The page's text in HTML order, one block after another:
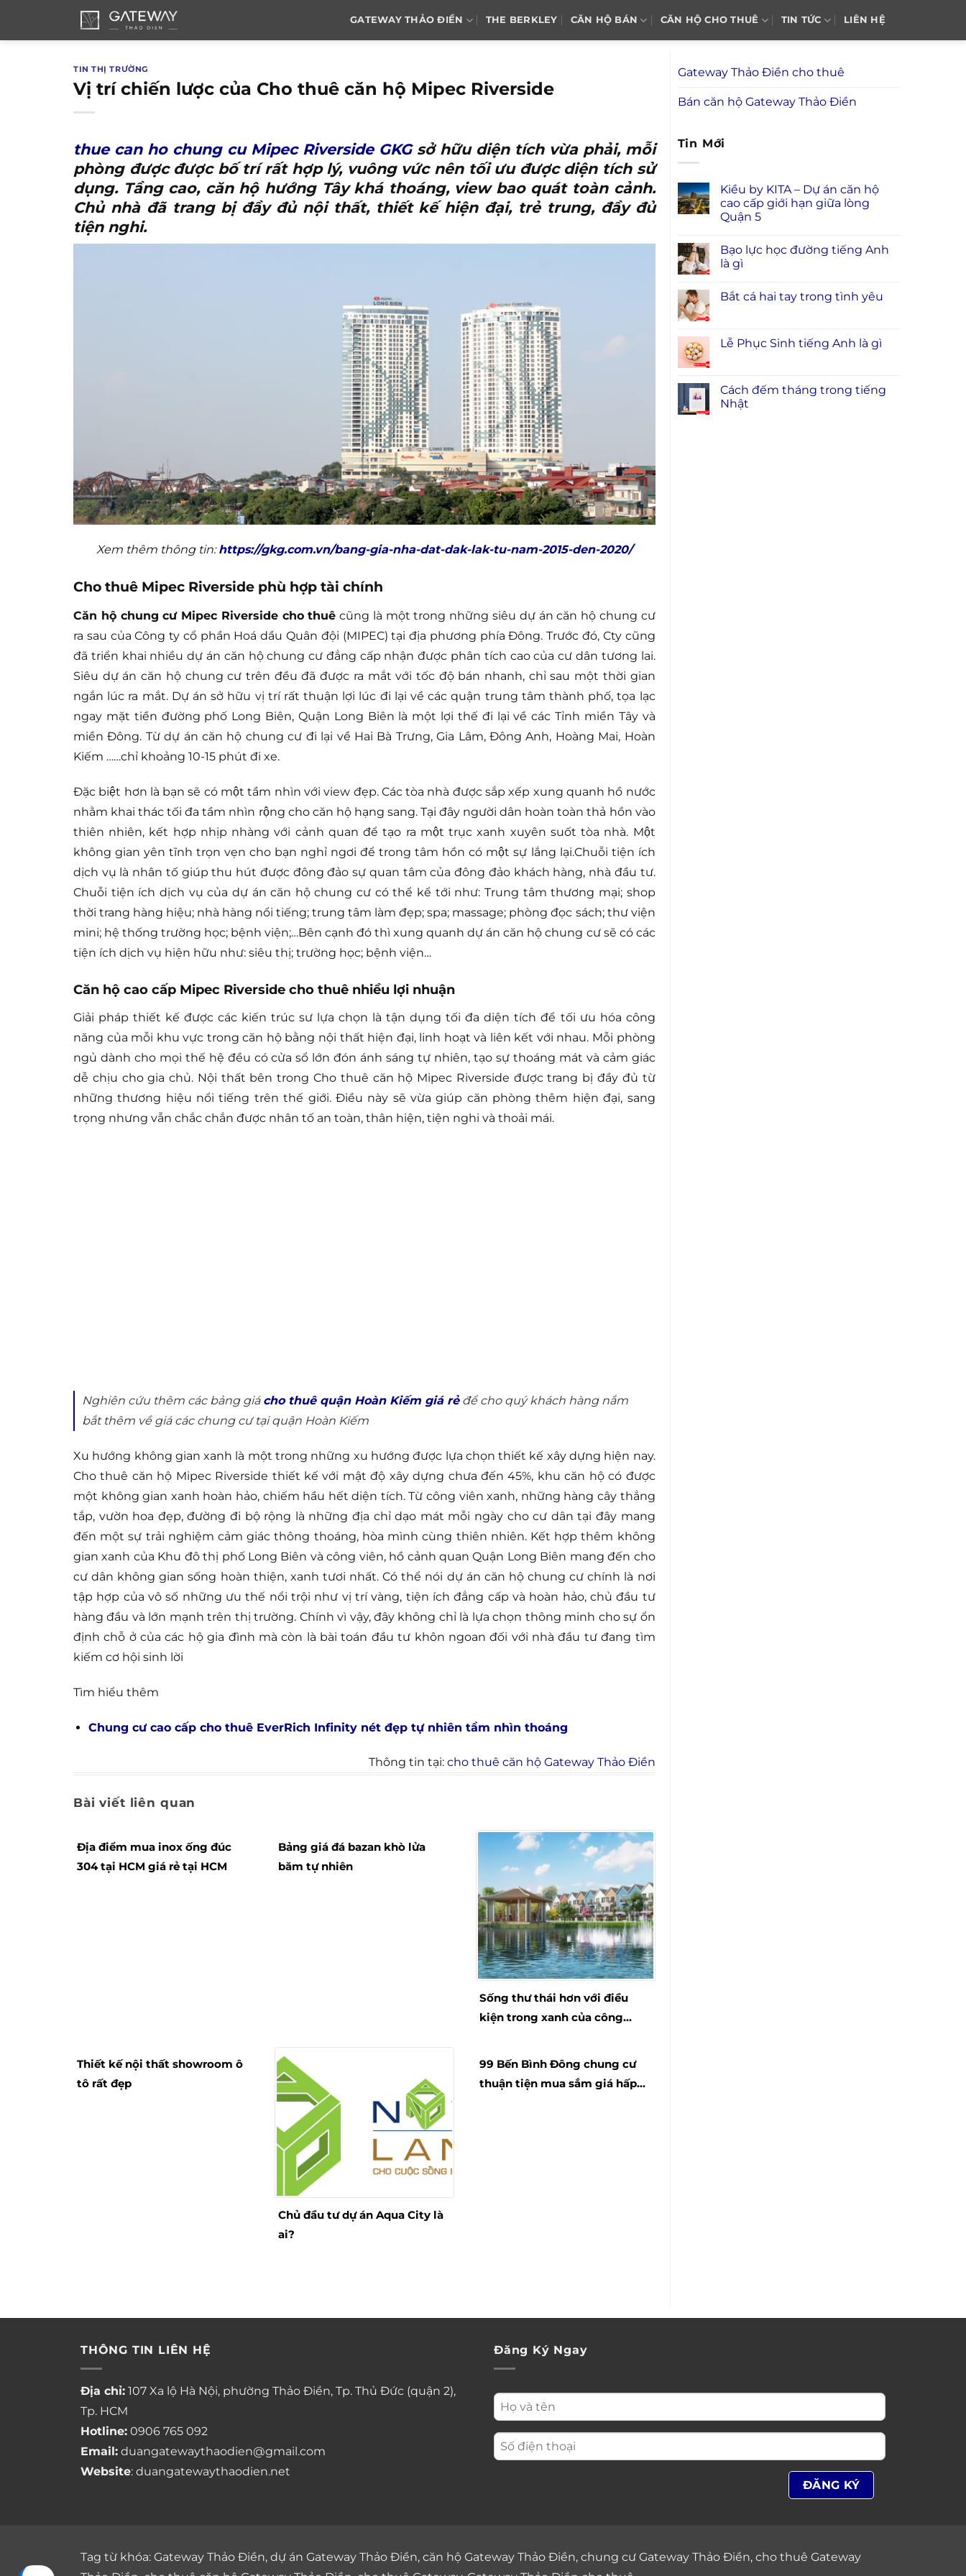
GATEWAY THẢO ĐIỀN THE BERKLEY CĂN HỘ BÁN CĂN HỘ CHO THUÊ TIN TỨC LIÊN HỆ
TIN THỊ TRƯỜNG
Vị trí chiến lược của Cho thuê căn hộ Mipec Riverside
thue can ho chung cu Mipec Riverside GKGsở hữu diện tích vừa phải, mỗi
phòng được được bố trí rất hợp lý, vuông vức nên tối ưu được diện tích sử
dụng. Tầng cao, căn hộ hướng Tây khá thoáng, view bao quát toàn cảnh.
Chủ nhà đã trang bị đầy đủ nội thất, thiết kế hiện đại, trẻ trung, đầy đủ
tiện nghi.
Xem thêm thông tin:https://gkg.com.vn/bang-gia-nha-dat-dak-lak-tu-nam-2015-den-2020/
Cho thuê Mipec Riverside phù hợp tài chính
Căn hộ chung cư Mipec Riverside cho thuê cũng là một trong những siêu dự án căn hộ chung cư
ra sau của Công ty cổ phần Hoá dầu Quân đội (MIPEC) tại địa phương phía Đông. Trước đó, Cty cũng
đã triển khai nhiều dự án căn hộ chung cư đẳng cấp nhận được phân tích cao của cư dân tương lai.
Siêu dự án căn hộ chung cư trên đều đã được ra mắt với tốc độ bán nhanh, chỉ sau một thời gian
ngắn lúc ra mắt. Dự án sở hữu vị trí rất thuận lợi lúc đi lại về các quận trung tâm thành phố, tọa lạc
ngay mặt tiền đường phố Long Biên, Quận Long Biên là một lợi thế đi lại về các Tỉnh miền Tây và
miền Đông. Từ dự án căn hộ chung cư đi lại về Hai Bà Trưng, Gia Lâm, Đông Anh, Hoàng Mai, Hoàn
Kiếm ……chỉ khoảng 10-15 phút đi xe.
Đặc biệt hơn là bạn sẽ có một tầm nhìn với view đẹp. Các tòa nhà được sắp xếp xung quanh hồ nước
nhằm khai thác tối đa tầm nhìn rộng cho căn hộ hạng sang. Tại đây người dân hoàn toàn thả hồn vào
thiên nhiên, kết hợp nhịp nhàng với cảnh quan để tạo ra một trục xanh xuyên suốt tòa nhà. Một
không gian yên tĩnh trọn vẹn cho bạn nghỉ ngơi để trong tâm hồn có một sự lắng lại.Chuỗi tiện ích
dịch vụ là nhân tố giúp thu hút được đông đảo sự quan tâm của đông đảo khách hàng, nhà đầu tư.
Chuỗi tiện ích dịch vụ của dự án căn hộ chung cư có thể kể tới như: Trung tâm thương mại; shop
thời trang hàng hiệu; nhà hàng nổi tiếng; trung tâm làm đẹp; spa; massage; phòng đọc sách; thư viện
mini; hệ thống trường học; bệnh viện;…Bên cạnh đó thì xung quanh dự án căn hộ chung cư sẽ có các
tiện ích dịch vụ hiện hữu như: siêu thị; trường học; bệnh viện…
Căn hộ cao cấp Mipec Riverside cho thuê nhiều lợi nhuận
Giải pháp thiết kế được các kiến trúc sư lựa chọn là tận dụng tối đa diện tích để tối ưu hóa công
năng của mỗi khu vực trong căn hộ bằng nội thất hiện đại, linh hoạt và liên kết với nhau. Mỗi phòng
ngủ dành cho mọi thế hệ đều có cửa sổ lớn đón ánh sáng tự nhiên, tạo sự thoáng mát và cảm giác
dễ chịu cho gia chủ. Nội thất bên trong Cho thuê căn hộ Mipec Riverside được trang bị đầy đủ từ
những thương hiệu nổi tiếng trên thế giới. Điều này sẽ vừa giúp căn phòng thêm hiện đại, sang
trọng nhưng vẫn chắc chắn được nhân tố an toàn, thân hiện, tiện nghi và thoải mái.
Nghiên cứu thêm các bảng giá cho thuê quận Hoàn Kiếm giá rẻđể cho quý khách hàng nắm
bắt thêm về giá các chung cư tại quận Hoàn Kiếm
Xu hướng không gian xanh là một trong những xu hướng được lựa chọn thiết kế xây dựng hiện nay.
Cho thuê căn hộ Mipec Riverside thiết kế với mật độ xây dựng chưa đến 45%, khu căn hộ có được
một không gian xanh hoàn hảo, chiếm hầu hết diện tích. Từ công viên xanh, những hàng cây thẳng
tắp, vườn hoa đẹp, đường đi bộ rộng là những địa chỉ dạo mát mỗi ngày cho cư dân tại đây mang
đến một sự trải nghiệm cảm giác thông thoáng, hòa mình cùng thiên nhiên. Kết hợp thêm không
gian xanh của Khu đô thị phố Long Biên và công viên, hồ cảnh quan Quận Long Biên mang đến cho
cư dân không gian sống hoàn thiện, xanh tươi nhất. Có thể nói dự án căn hộ chung cư chính là nơi
tập hợp của vô số những ưu thế nổi trội như vị trí vàng, tiện ích đẳng cấp và hoàn hảo, chủ đầu tư
hàng đầu và lớn mạnh trên thị trường. Chính vì vậy, đây không chỉ là lựa chọn thông minh cho sự ổn
định chỗ ở của các hộ gia đình mà còn là bài toán đầu tư khôn ngoan đối với nhà đầu tư đang tìm
kiếm cơ hội sinh lời
Tìm hiểu thêm
Chung cư cao cấp cho thuê EverRich Infinity nét đẹp tự nhiên tầm nhìn thoáng
Thông tin tại: cho thuê căn hộ Gateway Thảo Điền
Bài viết liên quan
Địa điểm mua inox ống đúc
304 tại HCM giá rẻ tại HCM
Bảng giá đá bazan khò lửa
băm tự nhiên
Sống thư thái hơn với điều
kiện trong xanh của công
Thiết kế nội thất showroom ô
tô rất đẹp
Chủ đầu tư dự án Aqua City là
ai?
99 Bến Bình Đông chung cư
thuận tiện mua sắm giá hấp
Gateway Thảo Điền cho thuê
Bán căn hộ Gateway Thảo Điền
Tin Mới
Kiều by KITA – Dự án căn hộ
cao cấp giới hạn giữa lòng
Quận 5
Bạo lực học đường tiếng Anh
là gì
Bắt cá hai tay trong tình yêu
Lễ Phục Sinh tiếng Anh là gì
Cách đếm tháng trong tiếng
Nhật
THÔNG TIN LIÊN HỆ
Địa chỉ: 107 Xa lộ Hà Nội, phường Thảo Điền, Tp. Thủ Đức (quận 2),
Tp. HCM
Hotline: 0906 765 092
Email: duangatewaythaodien@gmail.com
Website: duangatewaythaodien.net
Đăng Ký Ngay
Tag từ khóa: Gateway Thảo Điền, dự án Gateway Thảo Điền, căn hộ Gateway Thảo Điền, chung cư Gateway Thảo Điền, cho thuê Gateway